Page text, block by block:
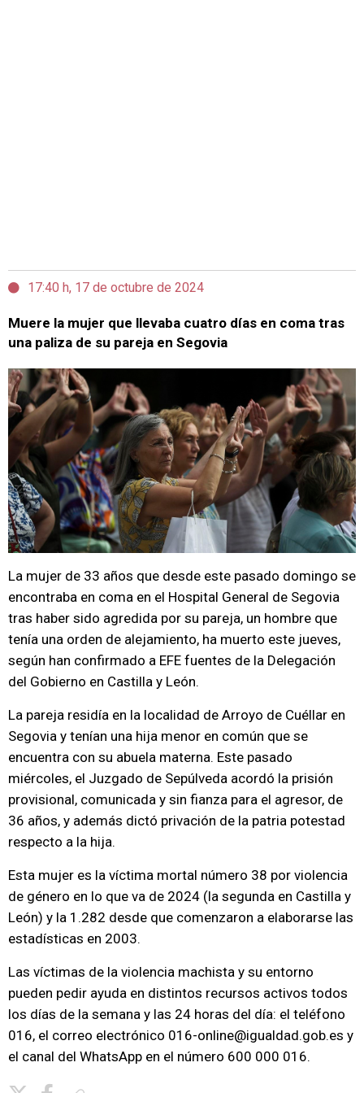
17:40 h, 17 de octubre de 2024
Muere la mujer que llevaba cuatro días en coma tras
una paliza de su pareja en Segovia
La mujer de 33 años que desde este pasado domingo se
encontraba en coma en el Hospital General de Segovia
tras haber sido agredida por su pareja, un hombre que
tenía una orden de alejamiento, ha muerto este jueves,
según han confirmado a EFE fuentes de la Delegación
del Gobierno en Castilla y León.
La pareja residía en la localidad de Arroyo de Cuéllar en
Segovia y tenían una hija menor en común que se
encuentra con su abuela materna. Este pasado
miércoles, el Juzgado de Sepúlveda acordó la prisión
provisional, comunicada y sin fianza para el agresor, de
36 años, y además dictó privación de la patria potestad
respecto a la hija.
Esta mujer es la víctima mortal número 38 por violencia
de género en lo que va de 2024 (la segunda en Castilla y
León) y la 1.282 desde que comenzaron a elaborarse las
estadísticas en 2003.
Las víctimas de la violencia machista y su entorno
pueden pedir ayuda en distintos recursos activos todos
los días de la semana y las 24 horas del día: el teléfono
016, el correo electrónico 016-online@igualdad.gob.es y
el canal del WhatsApp en el número 600 000 016.